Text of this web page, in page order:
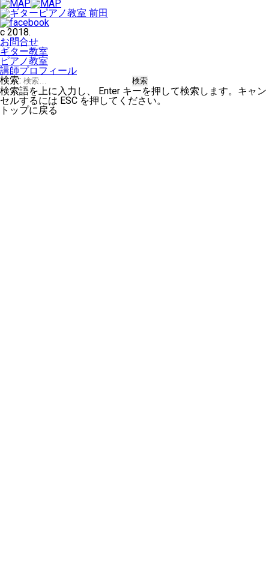
c 2018.
お問合せ
ギター教室
ピアノ教室
講師プロフィール
検索:
検索語を上に入力し、 Enter キーを押して検索します。キャン
セルするには ESC を押してください。
トップに戻る